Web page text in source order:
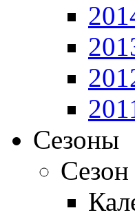
Сезоны